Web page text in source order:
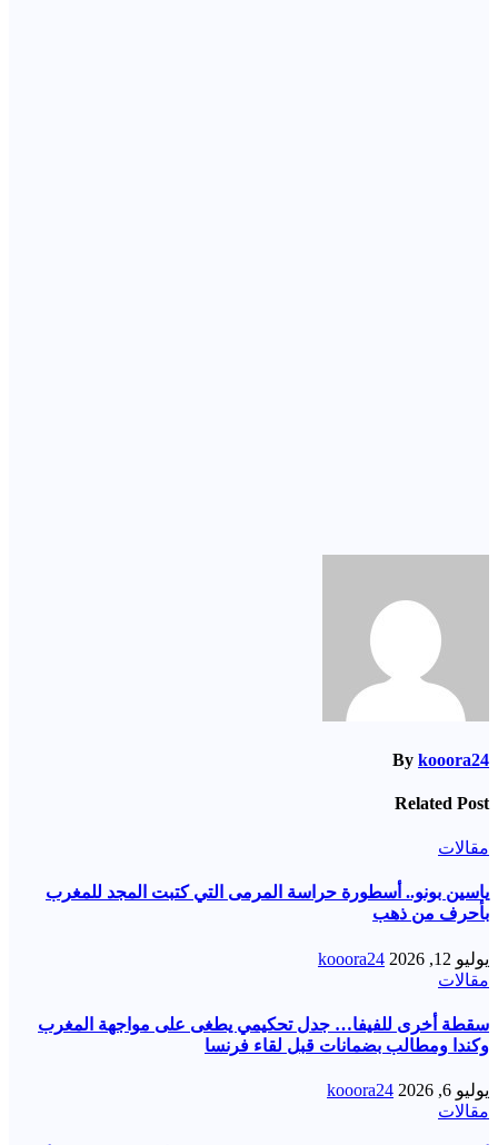
By kooora24
Related Post
مقالات
ياسين بونو.. أسطورة حراسة المرمى التي كتبت المجد للمغرب
بأحرف من ذهب
يوليو 12, 2026
kooora24
مقالات
سقطة أخرى للفيفا… جدل تحكيمي يطغى على مواجهة المغرب
وكندا ومطالب بضمانات قبل لقاء فرنسا
يوليو 6, 2026
kooora24
مقالات